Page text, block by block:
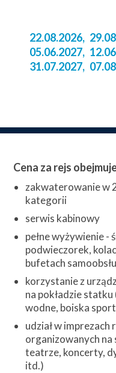
22.08.2026,
05.06.2027,
31.07.2027,
Cena za rejs
zakwaterowanie w
kategorii
serwis kabinowy
pełne wyżywienie -
podwieczorek,
bufetach
korzystanie z
na pokładzie statku
wodne, boiska
udział w
organizowanych
teatrze, koncerty,
itd.)